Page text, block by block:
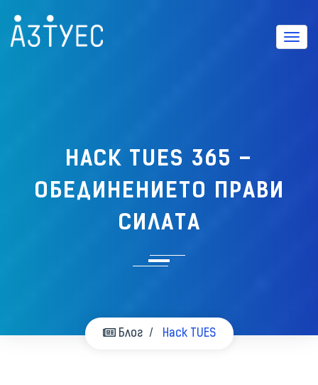
HACK TUES 365 –
ОБЕДИНЕНИЕТО ПРАВИ
СИЛАТА
Блог Hack TUES